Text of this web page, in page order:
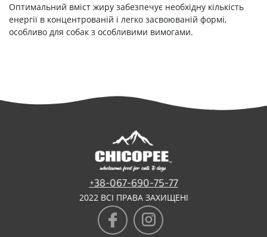
Оптимальний вміст жиру забезпечує необхідну кількість
енергії в концентрованій і легко засвоюваній формі,
особливо для собак з особливими вимогами.
+38-067-690-75-77
2022 ВСІ ПРАВА ЗАХИЩЕНІ